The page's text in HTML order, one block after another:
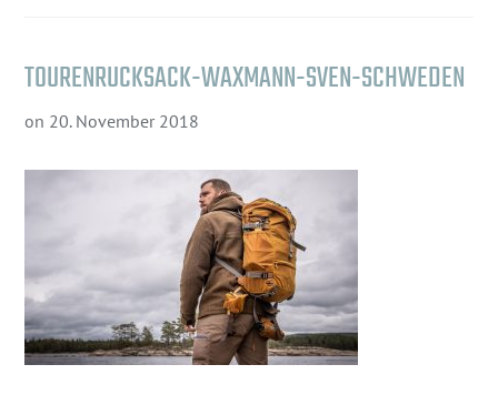
TOURENRUCKSACK-WAXMANN-SVEN-SCHWEDEN
on 20. November 2018